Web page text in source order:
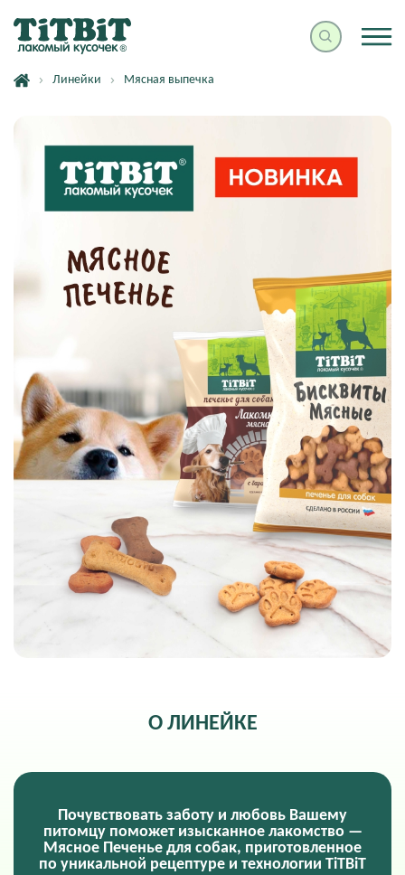
Линейки Мясная выпечка
О ЛИНЕЙКЕ
Почувствовать заботу и любовь Вашему
питомцу поможет изысканное лакомство —
Мясное Печенье для собак, приготовленное
по уникальной рецептуре и технологии TiTBiT